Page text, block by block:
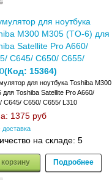
для ноутбука
M300 M305 (TO-6) для
Satellite Pro A660/
C645/ C650/ C655/
(Код: 15364)
для ноутбука Toshiba M300
для Toshiba Satellite Pro A660/
C645/ C650/ C655/ L310
1375 руб
доставка
на складе: 5
Подробнее